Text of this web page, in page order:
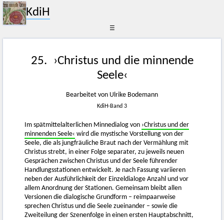
KdiH
☰
25. ›Christus und die minnende
Seele‹
Bearbeitet von Ulrike Bodemann
KdiH-Band 3
Im spätmittelalterlichen Minnedialog von ›Christus und der
minnenden Seele‹ wird die mystische Vorstellung von der
Seele, die als jungfräuliche Braut nach der Vermählung mit
Christus strebt, in einer Folge separater, zu jeweils neuen
Gesprächen zwischen Christus und der Seele führender
Handlungsstationen entwickelt. Je nach Fassung variieren
neben der Ausführlichkeit der Einzeldialoge Anzahl und vor
allem Anordnung der Stationen. Gemeinsam bleibt allen
Versionen die dialogische Grundform – reimpaarweise
sprechen Christus und die Seele zueinander – sowie die
Zweiteilung der Szenenfolge in einen ersten Hauptabschnitt,